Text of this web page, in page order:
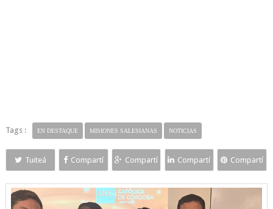
Tags : EN DESTAQUE MISIONES SALESIANAS NOTICIAS
Tuiteá Compartí Compartí Compartí Compartí